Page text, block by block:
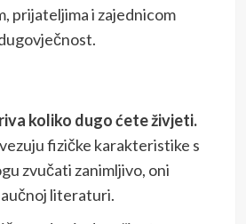
prijateljima i zajednicom
koliko dugo ćete živjeti.
fizičke karakteristike s
zvučati zanimljivo, oni
literaturi.